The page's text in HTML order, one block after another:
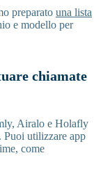
preparato una lista
e modello per
chiamate
Airalo e Holafly
Puoi utilizzare app
come